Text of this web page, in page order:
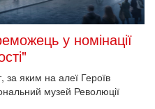
у номінації
за яким на алеї Героїв
музей Революції